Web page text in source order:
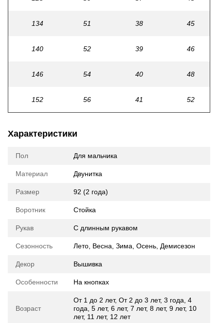
134 51 38 45
140 52 39 46
146 54 40 48
152 56 41 52
Характеристики
Пол Для мальчика
Материал Двунитка
Размер 92 (2 года)
Воротник Стойка
Рукав С длинным рукавом
Сезонность Лето Весна Зима Осень Демисезон
Декор Вышивка
Особенности На кнопках
Возраст
От 1 до 2 лет, От 2 до 3 лет, 3 года 4
года 5 лет, 6 лет, 7 лет, 8 лет, 9 лет, 10
лет, 11 лет, 12 лет